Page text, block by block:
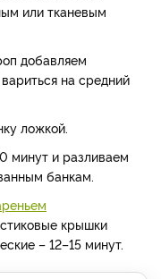
или тканевым
добавляем
на средний
ложкой.
минут и разливаем
банкам.
крышки
– 12–15 минут.